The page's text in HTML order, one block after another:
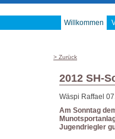
Willkommen
> Zurück
2012 SH-
Wäspi Raffael
Am Sonntag
Jugendriegler